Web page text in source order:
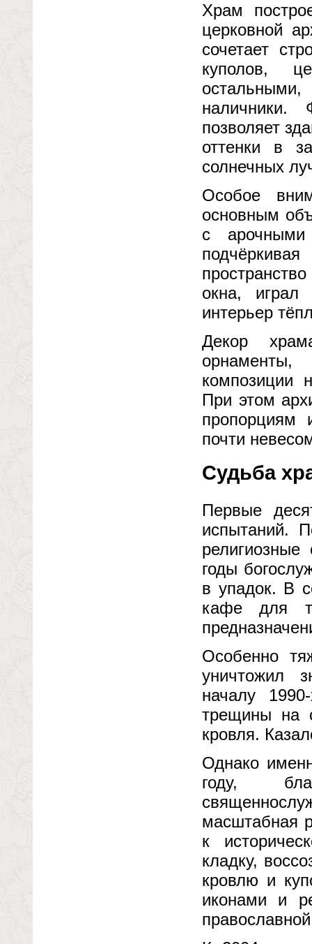
Храм
церковной
сочетает
куполов,
позволяет
оттенки в
солнечных
Особое
основным
с арочными
окна, играл
интерьер
Декор
орнаменты,
композиции
При этом
пропорциям
почти
Судьба
Первые
испытаний.
годы
в упадок. В
кафе для
Особенно
уничтожил
началу
трещины на
кровля.
Однако
году,
масштабная
к
кладку,
кровлю и
иконами и